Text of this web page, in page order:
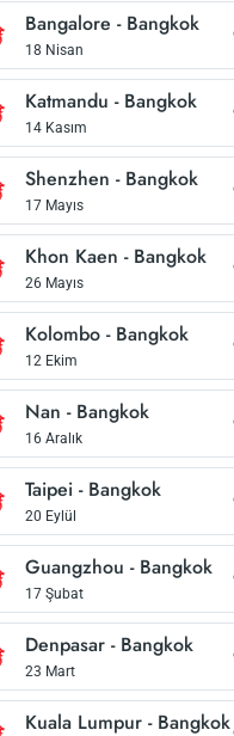
Bangalore - Bangkok
18 Nisan
Katmandu - Bangkok
14 Kasım
Shenzhen - Bangkok
17 Mayıs
Khon Kaen - Bangkok
26 Mayıs
Kolombo - Bangkok
12 Ekim
Nan - Bangkok
16 Aralık
Taipei - Bangkok
20 Eylül
Guangzhou - Bangkok
17 Şubat
Denpasar - Bangkok
23 Mart
Kuala Lumpur - Bangkok